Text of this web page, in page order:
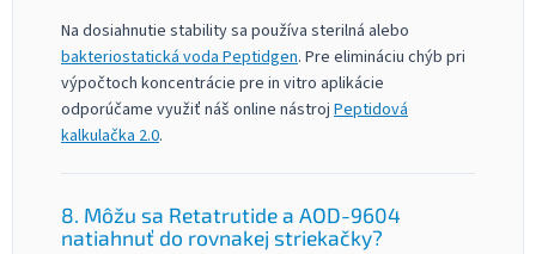
Na dosiahnutie stability sa používa sterilná alebo
bakteriostatická voda Peptidgen. Pre elimináciu chýb pri
výpočtoch koncentrácie pre in vitro aplikácie
odporúčame využiť náš online nástroj Peptidová
kalkulačka 2.0.
8. Môžu sa Retatrutide a AOD-9604
natiahnuť do rovnakej striekačky?